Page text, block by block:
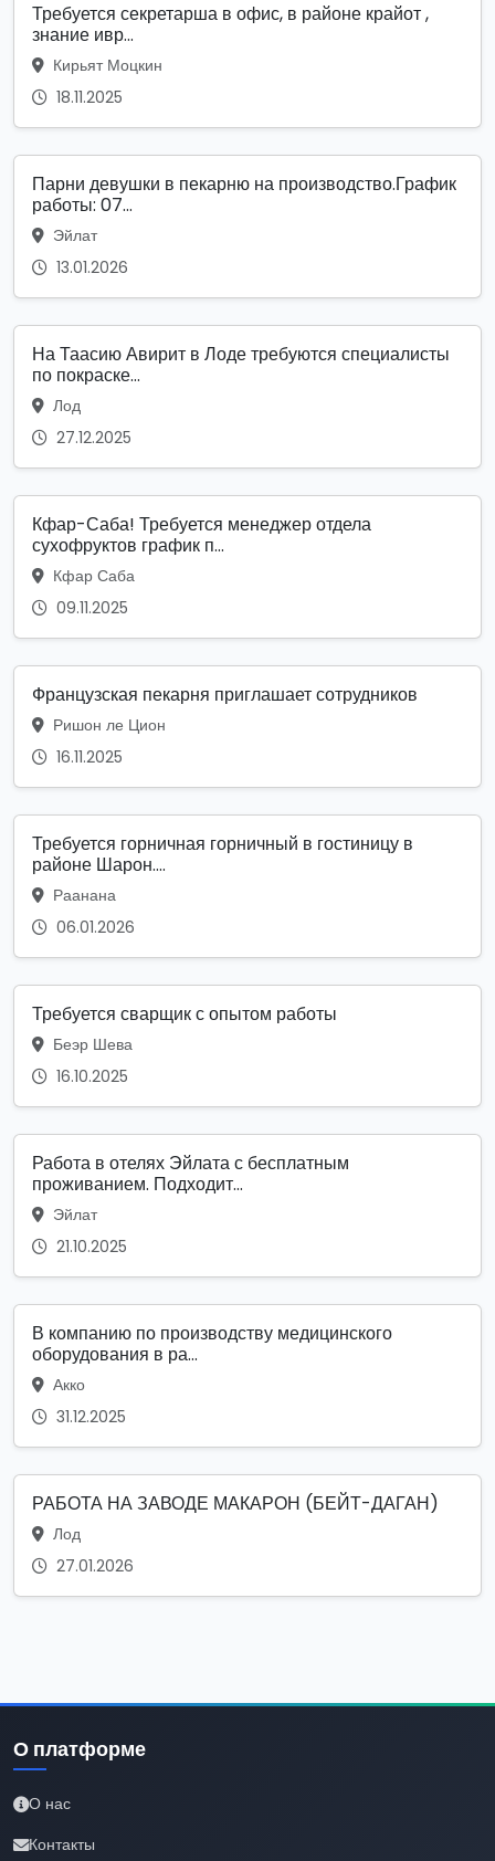
Требуется секретарша в офис, в районе крайот ,
знание ивр...
Кирьят Моцкин
18.11.2025
Парни девушки в пекарню на производство.График
работы: 07...
Эйлат
13.01.2026
На Таасию Авирит в Лоде требуются специалисты
по покраске...
Лод
27.12.2025
Кфар-Саба! Требуется менеджер отдела
сухофруктов график п...
Кфар Саба
09.11.2025
Французская пекарня приглашает сотрудников
Ришон ле Цион
16.11.2025
Требуется горничная горничный в гостиницу в
районе Шарон....
Раанана
06.01.2026
Требуется сварщик с опытом работы
Беэр Шева
16.10.2025
Работа в отелях Эйлата с бесплатным
проживанием. Подходит...
Эйлат
21.10.2025
В компанию по производству медицинского
оборудования в ра...
Акко
31.12.2025
РАБОТА НА ЗАВОДЕ МАКАРОН (БЕЙТ-ДАГАН)
Лод
27.01.2026
О платформе
О нас
Контакты